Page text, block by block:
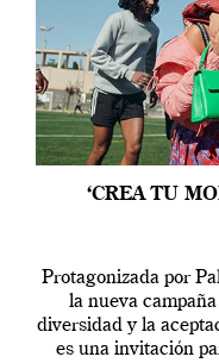
‘CREA TU
Protagonizada por
la nueva
diversidad y la
es una invitación